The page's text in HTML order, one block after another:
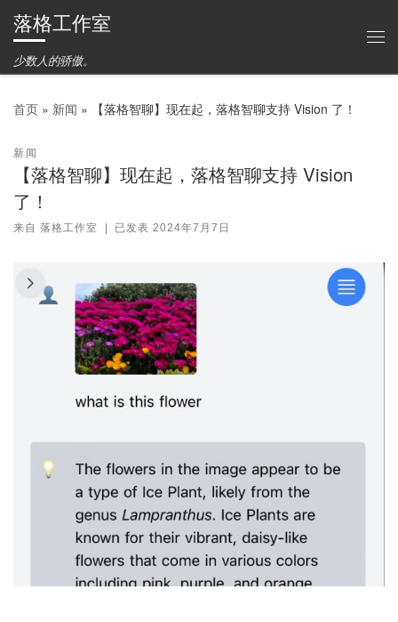
Skip to content
落格工作室
少数人的骄傲。
首页 » 新闻 » 【落格智聊】现在起，落格智聊支持 Vision 了！
新闻
【落格智聊】现在起，落格智聊支持 Vision
了！
来自 落格工作室 已发表2024年7月7日